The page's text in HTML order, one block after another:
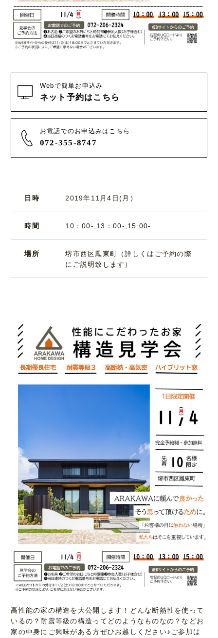
Webで簡単お申込み
ネット予約はこちら
お電話でのお申込みはこちら
072-355-8747
日時 2019年11月4日(月）
時間 10：00-,13：00-,15:00-
場所
堺市西区鳳東町（詳しくはご予約の際
にご説明致します）
高性能の家の構造を大公開します！どんな断熱性を使って
いるの？耐震等級の構造ってどのようなものなの？などお
家の中身にご興味がある方ぜひお越しください♪ご参加は